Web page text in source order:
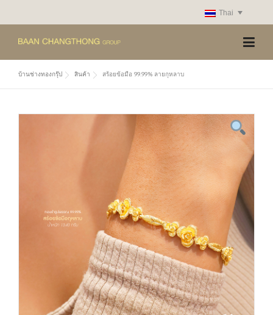
Thai
บ้านช่างทองกรุ๊ป สินค้า สร้อยข้อมือ 99.99% ลายกุหลาบ